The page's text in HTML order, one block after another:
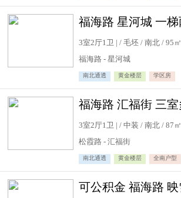
3室2厅1卫 | / 毛坯 / 南北 / 95㎡
福海路 - 星河城
南北通透 黄金楼层 学区房
3室2厅1卫 | / 中装 / 南北 / 87㎡
松霞路 - 汇福街
南北通透 黄金楼层 全南户型